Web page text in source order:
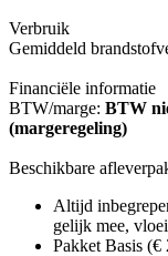
Verbruik
Gemiddeld
Financiële informatie
BTW/marge: BTW
(margeregeling)
Beschikbare
Altijd
gelijk mee,
Pakket Basis